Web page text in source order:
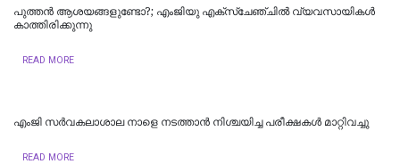
പുത്തന്‍ ആശയങ്ങളുണ്ടോ?; എംജിയു എക്സ്ചേഞ്ചില്‍ വ്യവസായികള്‍
കാത്തിരിക്കുന്നു
READ MORE
എംജി സർവകലാശാല നാളെ നടത്താൻ നിശ്ചയിച്ച പരീക്ഷകൾ മാറ്റിവച്ചു
READ MORE